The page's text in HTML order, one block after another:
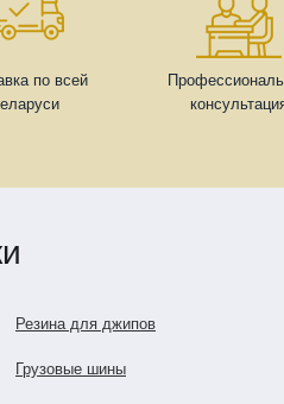
по всей
Резина для джипов
Грузовые шины